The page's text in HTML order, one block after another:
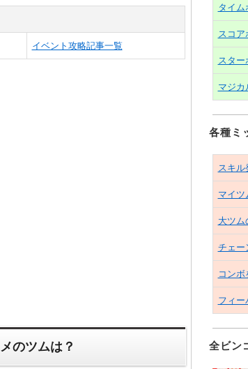
イベント攻略記事一覧
のツムは？
タイム
スコ
スタ
マジカ
各種ミ
スキル
マイツ
大ツム
チェー
コン
フィー
全ビン